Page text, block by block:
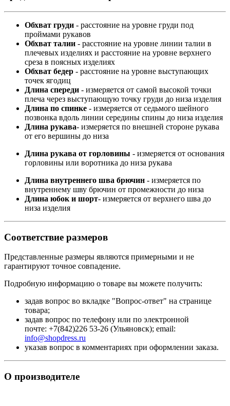
Обхват груди - расстояние на уровне груди под
проймами рукавов
Обхват талии - расстояние на уровне линии талии в
плечевых изделиях и расстояние на уровне верхнего
среза в поясных изделиях
Обхват бедер - расстояние на уровне выступающих
точек ягодиц
Длина спереди - измеряется от самой высокой точки
плеча через выступающую точку груди до низа изделия
Длина по спинке - измеряется от седьмого шейного
позвонка вдоль линии середины спины до низа изделия
Длина рукава- измеряется по внешней стороне рукава
от его вершины до низа
Длина рукава от горловины - измеряется от основания
горловины или воротника до низа рукава
Длина внутреннего шва брючин - измеряется по
внутреннему шву брючин от промежности до низа
Длина юбок и шорт- измеряется от верхнего шва до
низа изделия
Соответствие размеров
Представленные размеры являются примерными и не
гарантируют точное совпадение.
Подробную информацию о товаре вы можете получить:
задав вопрос во вкладке "Вопрос-ответ" на странице
товара;
задав вопрос по телефону или по электронной
почте: +7(842)226 53-26 (Ульяновск); email:
info@shopdress.ru
указав вопрос в комментариях при оформлении заказа.
О производителе